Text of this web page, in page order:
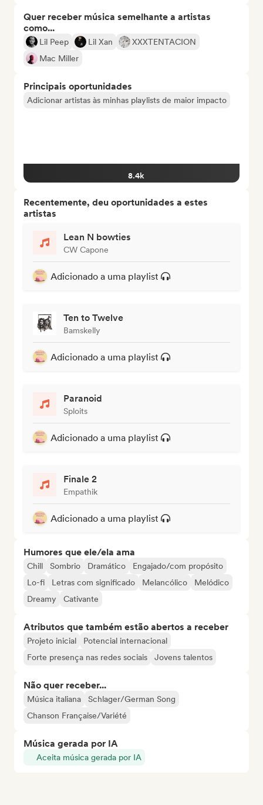
Quer receber música semelhante a artistas
como...
Lil Peep Lil Xan
XXXTENTACION
Mac Miller
Principais oportunidades
Adicionar artistas às minhas playlists de maior impacto
8.4k
Recentemente, deu oportunidades a estes
artistas
Lean N bowties
CW Capone
Adicionado a uma playlist
Ten to Twelve
Bamskelly
Adicionado a uma playlist
Paranoid
Sploits
Adicionado a uma playlist
Finale 2
Empathik
Adicionado a uma playlist
Humores que ele/ela ama
Chill Sombrio Dramático
Engajado/com propósito
Lo-fi
Letras com significado Melancólico
Melódico
Dreamy
Cativante
Atributos que também estão abertos a receber
Projeto inicial
Potencial internacional
Forte presença nas redes sociais
Jovens talentos
Não quer receber...
Música italiana
Schlager/German Song
Chanson Française/Variété
Música gerada por IA
Aceita música gerada por IA